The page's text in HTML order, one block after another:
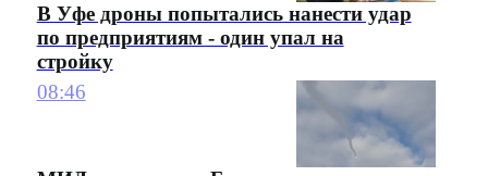
В Уфе дроны попытались нанести удар
по предприятиям - один упал на
стройку
08:46